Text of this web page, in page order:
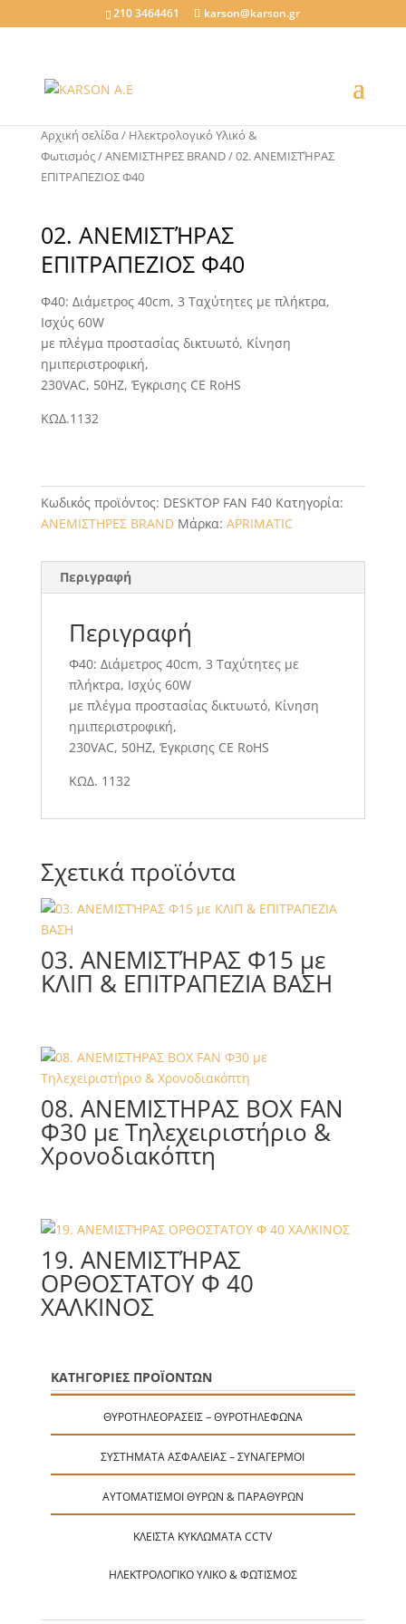
210 3464461 karson@karson.gr
Αρχική σελίδα/ Ηλεκτρολογικό Υλικό &
Φωτισμός/ΑΝΕΜΙΣΤΗΡΕΣ BRAND/ 02. ΑΝΕΜΙΣΤΉΡΑΣ
ΕΠΙΤΡΑΠΕΖΙΟΣ Φ40
02. ΑΝΕΜΙΣΤΉΡΑΣ
ΕΠΙΤΡΑΠΕΖΙΟΣ Φ40
Φ40: Διάμετρος 40cm, 3 Ταχύτητες με πλήκτρα,
Ισχύς 60W
με πλέγμα προστασίας δικτυωτό, Κίνηση
ημιπεριστροφική,
230VAC, 50HZ, Έγκρισης CE RoHS
ΚΩΔ.1132
Κωδικός προϊόντος: DESKTOP FAN F40 Κατηγορία:
ΑΝΕΜΙΣΤΗΡΕΣ BRAND Μάρκα: APRIMATIC
Περιγραφή
Περιγραφή
Φ40: Διάμετρος 40cm, 3 Ταχύτητες με
πλήκτρα, Ισχύς 60W
με πλέγμα προστασίας δικτυωτό, Κίνηση
ημιπεριστροφική,
230VAC, 50HZ, Έγκρισης CE RoHS
ΚΩΔ. 1132
Σχετικά προϊόντα
03. ΑΝΕΜΙΣΤΉΡΑΣ Φ15 με
ΚΛΙΠ & ΕΠΙΤΡΑΠΕΖΙΑ ΒΑΣΗ
08. ΑΝΕΜΙΣΤΗΡΑΣ BOX FAN
Φ30 με Τηλεχειριστήριο &
Χρονοδιακόπτη
19. ΑΝΕΜΙΣΤΉΡΑΣ
ΟΡΘΟΣΤΑΤΟΥ Φ 40
ΧΑΛΚΙΝΟΣ
ΚΑΤΗΓΟΡΙΕΣ ΠΡΟΪΟΝΤΩΝ
ΘΥΡΟΤΗΛΕΟΡΆΣΕΙΣ – ΘΥΡΟΤΗΛΈΦΩΝΑ
ΣΥΣΤΉΜΑΤΑ ΑΣΦΑΛΕΊΑΣ – ΣΥΝΑΓΕΡΜΟΊ
ΑΥΤΟΜΑΤΙΣΜΟΊ ΘΥΡΏΝ & ΠΑΡΑΘΎΡΩΝ
ΚΛΕΙΣΤΆ ΚΥΚΛΏΜΑΤΑ CCTV
ΗΛΕΚΤΡΟΛΟΓΙΚΌ ΥΛΙΚΌ & ΦΩΤΙΣΜΌΣ